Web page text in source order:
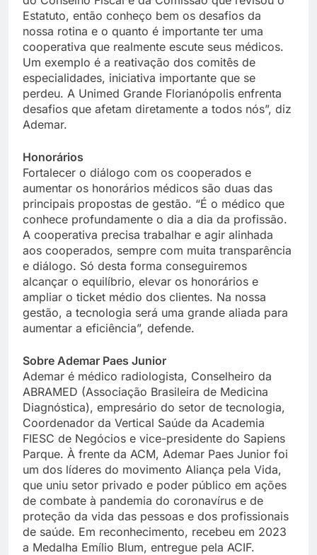
Estatuto, então conheço bem os desafios da
nossa rotina e o quanto é importante ter uma
cooperativa que realmente escute seus médicos.
Um exemplo é a reativação dos comitês de
especialidades, iniciativa importante que se
perdeu. A Unimed Grande Florianópolis enfrenta
desafios que afetam diretamente a todos nós”, diz
Ademar.
Honorários
Fortalecer o diálogo com os cooperados e
aumentar os honorários médicos são duas das
principais propostas de gestão. “É o médico que
conhece profundamente o dia a dia da profissão.
A cooperativa precisa trabalhar e agir alinhada
aos cooperados, sempre com muita transparência
e diálogo. Só desta forma conseguiremos
alcançar o equilíbrio, elevar os honorários e
ampliar o ticket médio dos clientes. Na nossa
gestão, a tecnologia será uma grande aliada para
aumentar a eficiência”, defende.
Sobre Ademar Paes Junior
Ademar é médico radiologista, Conselheiro da
ABRAMED (Associação Brasileira de Medicina
Diagnóstica), empresário do setor de tecnologia,
Coordenador da Vertical Saúde da Academia
FIESC de Negócios e vice-presidente do Sapiens
Parque. À frente da ACM, Ademar Paes Junior foi
um dos líderes do movimento Aliança pela Vida,
que uniu setor privado e poder público em ações
de combate à pandemia do coronavírus e de
proteção da vida das pessoas e dos profissionais
de saúde. Em reconhecimento, recebeu em 2023
a Medalha Emílio Blum, entregue pela ACIF.